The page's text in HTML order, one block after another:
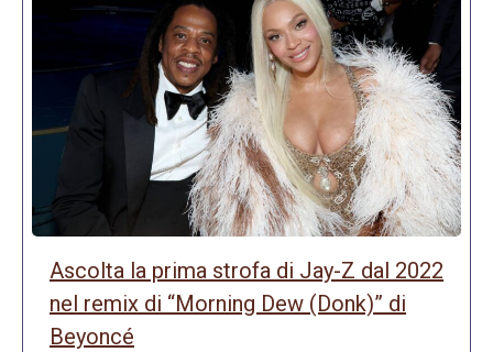
Ascolta la prima strofa di Jay-Z dal 2022
nel remix di “Morning Dew (Donk)” di
Beyoncé